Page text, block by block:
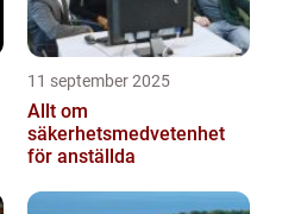
11 september 2025
Allt om
säkerhetsmedvetenhet
för anställda